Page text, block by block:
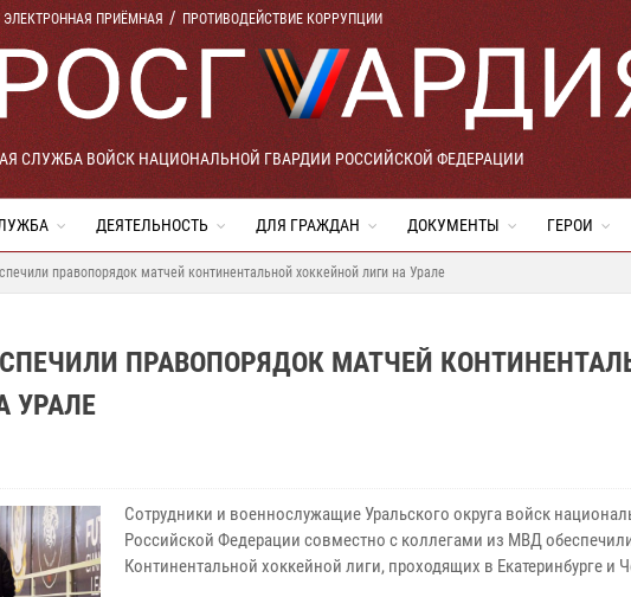
ЭЛЕКТРОННАЯ ПРИЁМНАЯ ПРОТИВОДЕЙСТВИЕ КОРРУПЦИИ
СЛУЖБА ВОЙСК НАЦИОНАЛЬНОЙ ГВАРДИИ РОССИЙСКОЙ ФЕДЕРАЦИИ
ДЕЯТЕЛЬНОСТЬ ДЛЯ ГРАЖДАН ДОКУМЕНТЫ ГЕРОИ
правопорядок матчей континентальной хоккейной лиги на Урале
ПРАВОПОРЯДОК МАТЧЕЙ
УРАЛЕ
Сотрудники и военнослужащие Уральского округа войск
Российской Федерации совместно с коллегами из МВД
Континентальной хоккейной лиги, проходящих в Екатеринбурге и